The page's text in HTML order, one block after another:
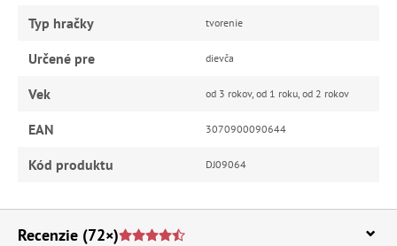
Typ hračky tvorenie
Určené pre dievča
Vek od 3 rokov, od 1 roku, od 2 rokov
EAN 3070900090644
Kód produktu DJ09064
Recenzie (72×)